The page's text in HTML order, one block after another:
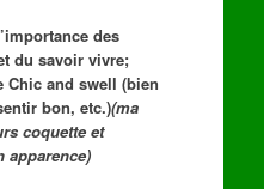
des
du savoir vivre;
Chic and swell (bien
bon, etc.)(ma
coquette et
apparence)